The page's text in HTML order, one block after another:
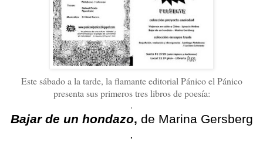
Este sábado a la tarde, la flamante editorial Pánico el Pánico
presenta sus primeros tres libros de poesía:
.
Bajar de un hondazo, de Marina Gersberg
.